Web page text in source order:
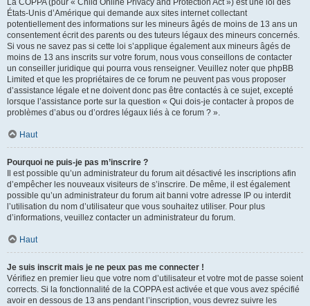
La COPPA (pour « Child Online Privacy and Protection Act ») est une loi des
États-Unis d’Amérique qui demande aux sites internet collectant
potentiellement des informations sur les mineurs âgés de moins de 13 ans un
consentement écrit des parents ou des tuteurs légaux des mineurs concernés.
Si vous ne savez pas si cette loi s’applique également aux mineurs âgés de
moins de 13 ans inscrits sur votre forum, nous vous conseillons de contacter
un conseiller juridique qui pourra vous renseigner. Veuillez noter que phpBB
Limited et que les propriétaires de ce forum ne peuvent pas vous proposer
d’assistance légale et ne doivent donc pas être contactés à ce sujet, excepté
lorsque l’assistance porte sur la question « Qui dois-je contacter à propos de
problèmes d’abus ou d’ordres légaux liés à ce forum ? ».
Haut
Pourquoi ne puis-je pas m’inscrire ?
Il est possible qu’un administrateur du forum ait désactivé les inscriptions afin
d’empêcher les nouveaux visiteurs de s’inscrire. De même, il est également
possible qu’un administrateur du forum ait banni votre adresse IP ou interdit
l’utilisation du nom d’utilisateur que vous souhaitez utiliser. Pour plus
d’informations, veuillez contacter un administrateur du forum.
Haut
Je suis inscrit mais je ne peux pas me connecter !
Vérifiez en premier lieu que votre nom d’utilisateur et votre mot de passe soient
corrects. Si la fonctionnalité de la COPPA est activée et que vous avez spécifié
avoir en dessous de 13 ans pendant l’inscription, vous devrez suivre les